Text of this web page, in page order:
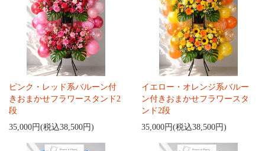
ピンク・レッド系バルーン付
きおまかせフラワースタンド2
段
35,000円(税込38,500円)
イエロー・オレンジ系バルー
ン付きおまかせフラワースタ
ンド2段
35,000円(税込38,500円)